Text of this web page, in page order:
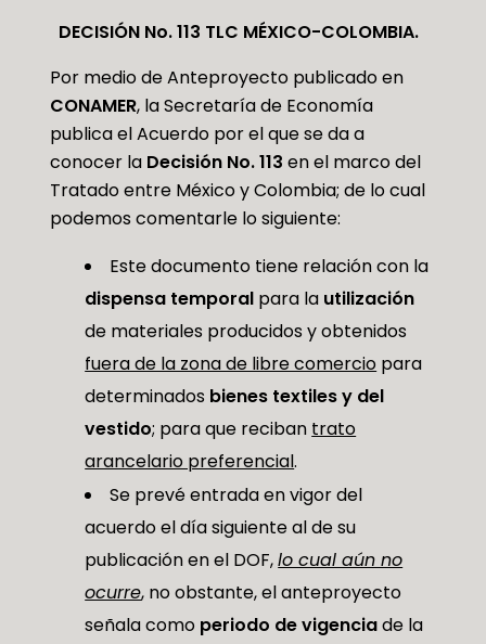
DECISIÓN No. 113 TLC MÉXICO-COLOMBIA.
Por medio de Anteproyecto publicado en
CONAMER, la Secretaría de Economía
publica el Acuerdo por el que se da a
conocer la Decisión No. 113 en el marco del
Tratado entre México y Colombia; de lo cual
podemos comentarle lo siguiente:
Este documento tiene relación con la
dispensa temporal para la utilización
de materiales producidos y obtenidos
fuera de la zona de libre comercio para
determinados bienes textiles y del
vestido; para que reciban trato
arancelario preferencial.
Se prevé entrada en vigor del
acuerdo el día siguiente al de su
publicación en el DOF,lo cual aún no
ocurre, no obstante, el anteproyecto
señala como periodo de vigenciade la